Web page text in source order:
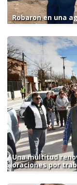
Robaron en una
Una multitud
oraciones por